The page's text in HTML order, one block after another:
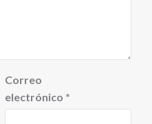
Correo
electrónico *